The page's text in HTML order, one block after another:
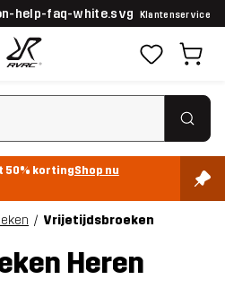
Klantenservice
50% kortingShop nu
Vrijetijdsbroeken
Heren